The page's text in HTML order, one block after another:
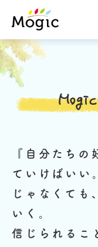
Mogic
『自分たちの
ていけばいい
じゃなくても
いく。
信じられるこ